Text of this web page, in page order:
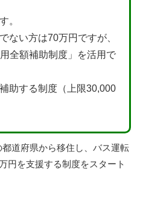
。
ない方は70万円ですが、
全額補助制度」を活用で
助する制度（上限30,000
道府県から移住し、バス運転
円を支援する制度をスタート